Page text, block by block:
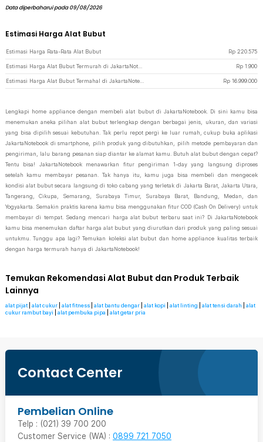
Data diperbaharui pada 09/08/2026
Estimasi Harga Alat Bubut
Estimasi Harga Rata-Rata Alat Bubut Rp 220.575
Rp 1.900
Rp 16.999.000
Lengkapi home appliance dengan membeli alat bubut di JakartaNotebook. Di sini kamu bisa
menemukan aneka pilihan alat bubut terlengkap dengan berbagai jenis, ukuran, dan variasi
yang bisa dipilih sesuai kebutuhan. Tak perlu repot pergi ke luar rumah, cukup buka aplikasi
JakartaNotebook di smartphone, pilih produk yang dibutuhkan, pilih metode pembayaran dan
pengiriman, lalu barang pesanan siap diantar ke alamat kamu. Butuh alat bubut dengan cepat?
Tentu bisa! JakartaNotebook menawarkan fitur pengiriman 1-day yang langsung diproses
setelah kamu membayar pesanan. Tak hanya itu, kamu juga bisa membeli dan mengecek
kondisi alat bubut secara langsung di toko cabang yang terletak di Jakarta Barat, Jakarta Utara,
Tangerang, Cikupa, Semarang, Surabaya Timur, Surabaya Barat, Bandung, Medan, dan
Yogyakarta. Semakin praktis karena kamu bisa menggunakan fitur COD (Cash On Delivery) untuk
membayar di tempat. Sedang mencari harga alat bubut terbaru saat ini? Di JakartaNotebook
kamu bisa menemukan daftar harga alat bubut yang diurutkan dari produk yang paling sesuai
untukmu. Tunggu apa lagi? Temukan koleksi alat bubut dan home appliance kualitas terbaik
dengan harga termurah hanya di JakartaNotebook!
Temukan Rekomendasi Alat Bubut dan Produk Terbaik
Lainnya
alat pijat alat cukur alat fitness alat bantu dengar alat kopi alat linting alat tensi darah
alat
cukur rambut bayi
alat pembuka pipa alat getar pria
Contact Center
Pembelian Online
Telp : (021) 39 700 200
Customer Service (WA) : 0899 721 7050